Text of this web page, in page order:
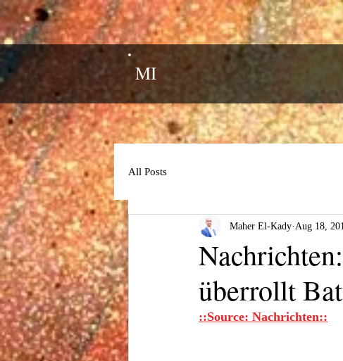
MI
All Posts
überrollt
Maher El-Kady Aug 18,
::Source: Nachrichten::